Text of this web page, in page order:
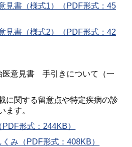
書（様式1）（PDF形式：45
書（様式2）（PDF形式：42
意見書 手引きについて（一
に関する留意点や特定疾病の診
ます。
PDF形式：244KB）
くみ（PDF形式：408KB）